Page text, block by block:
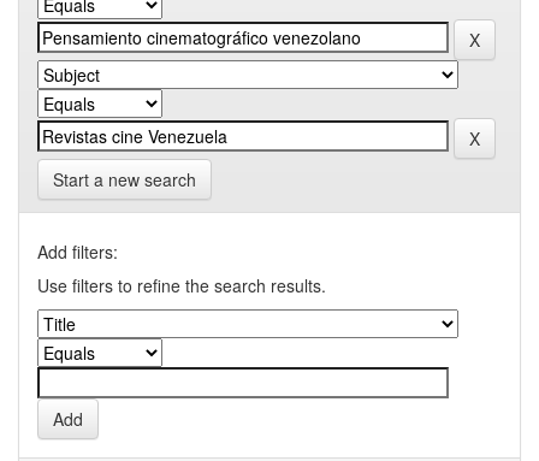
Start a new search
Add filters:
Use filters to refine the search results.